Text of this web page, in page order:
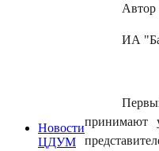
Новости
ЦДУМ
Автор
ИА
принимают